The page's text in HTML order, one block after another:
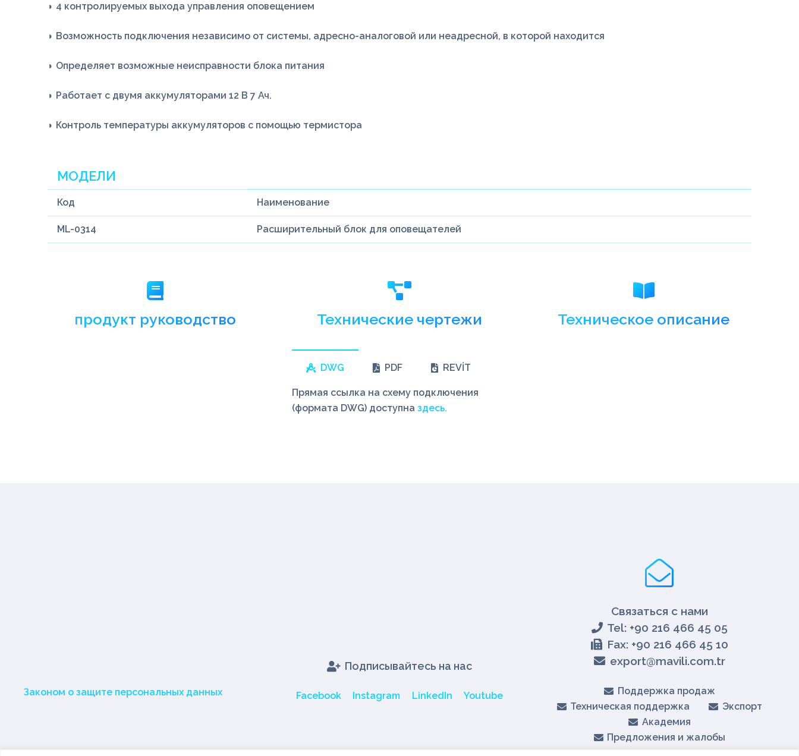
◗ 4 контролируемых выхода управления оповещением
◗ Возможность подключения независимо от системы, адресно-аналоговой или неадресной, в которой находится
◗ Определяет возможные неисправности блока питания
◗ Работает c двумя аккумуляторами 12 В 7 Ач.
◗ Контроль температуры аккумуляторов с помощью термистора
МОДЕЛИ
Код Наименование
ML-0314 Расширительный блок для оповещателей
продукт руководство Технические чертежи
DWG PDF REVİT
Прямая ссылка на схему подключения
(формата DWG) доступна здесь.
Техническое описание
Законом о защите персональных данных
Подписывайтесь на нас
Facebook Instagram LinkedIn Youtube
Связаться с нами
Tel: +90 216 466 45 05
Fax: +90 216 466 45 10
export@mavili.com.tr
Поддержка продаж
Техническая поддержка
Экспорт
Академия
Предложения и жалобы